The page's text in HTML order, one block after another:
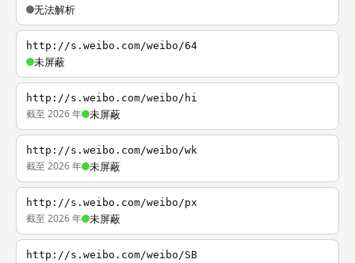
无法解析
http://s.weibo.com/weibo/64
未屏蔽
http://s.weibo.com/weibo/hi
截至 2026 年 未屏蔽
http://s.weibo.com/weibo/wk
截至 2026 年 未屏蔽
http://s.weibo.com/weibo/px
截至 2026 年 未屏蔽
http://s.weibo.com/weibo/SB